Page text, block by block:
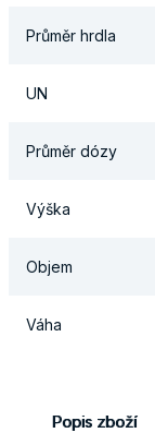
Průměr hrdla
UN
Průměr dózy
Výška
Objem
Váha
Popis zboží